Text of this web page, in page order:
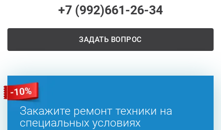
+7 (992)661-26-34
ЗАДАТЬ ВОПРОС
Закажите ремонт техники на
специальных условиях